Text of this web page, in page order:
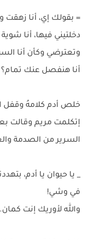
= بقولك إي، أنا زهقت
دخلتيني فيها، أنا
وتعترضي وكأن أنا
أنا هنفصل عنك تمام؟
خلص أدم كلامهُ وقفل
إتكلمت مريم وقالت
السرير من الصدمة
_ يا حيوان يا أدم،
في وشي!
والله لأوريك إنت كمان.